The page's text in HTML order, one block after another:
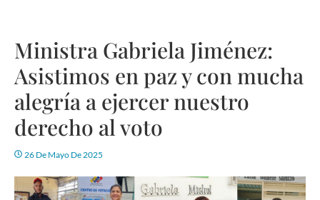
Ministra Gabriela Jiménez:
Asistimos en paz y con mucha
alegría a ejercer nuestro
derecho al voto
26 De Mayo De 2025